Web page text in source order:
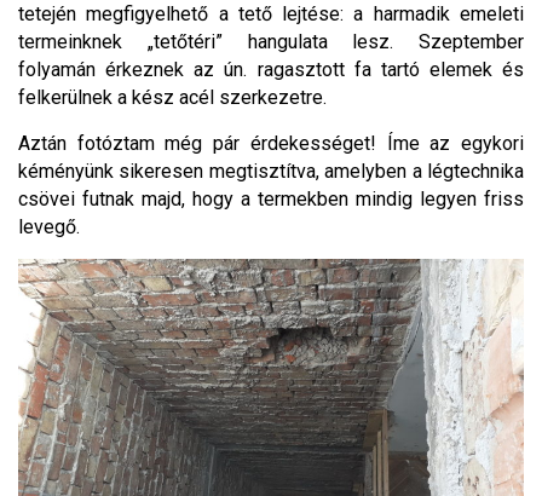
tetején megfigyelhető a tető lejtése: a harmadik emeleti
termeinknek „tetőtéri” hangulata lesz. Szeptember
folyamán érkeznek az ún. ragasztott fa tartó elemek és
felkerülnek a kész acél szerkezetre.
Aztán fotóztam még pár érdekességet! Íme az egykori
kéményünk sikeresen megtisztítva, amelyben a légtechnika
csövei futnak majd, hogy a termekben mindig legyen friss
levegő.